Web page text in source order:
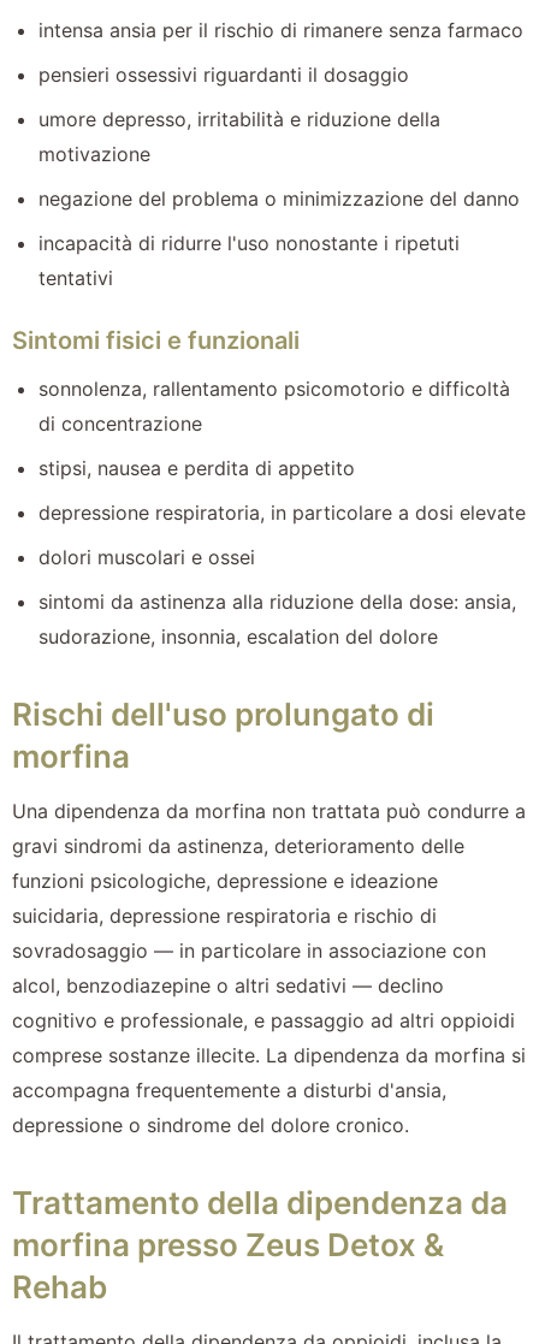
intensa ansia per il rischio di rimanere senza farmaco
pensieri ossessivi riguardanti il dosaggio
umore depresso, irritabilità e riduzione della
motivazione
negazione del problema o minimizzazione del danno
incapacità di ridurre l'uso nonostante i ripetuti
tentativi
Sintomi fisici e funzionali
sonnolenza, rallentamento psicomotorio e difficoltà
di concentrazione
stipsi, nausea e perdita di appetito
depressione respiratoria, in particolare a dosi elevate
dolori muscolari e ossei
sintomi da astinenza alla riduzione della dose: ansia,
sudorazione, insonnia, escalation del dolore
Rischi dell'uso prolungato di
morfina
Una dipendenza da morfina non trattata può condurre a
gravi sindromi da astinenza, deterioramento delle
funzioni psicologiche, depressione e ideazione
suicidaria, depressione respiratoria e rischio di
sovradosaggio — in particolare in associazione con
alcol, benzodiazepine o altri sedativi — declino
cognitivo e professionale, e passaggio ad altri oppioidi
comprese sostanze illecite. La dipendenza da morfina si
accompagna frequentemente a disturbi d'ansia,
depressione o sindrome del dolore cronico.
Trattamento della dipendenza da
morfina presso Zeus Detox &
Rehab